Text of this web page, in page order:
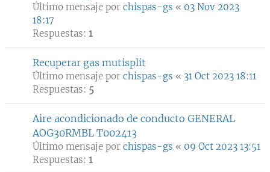
Último mensaje por chispas-gs « 03 Nov 2023
18:17
Respuestas: 1
Recuperar gas mutisplit
Último mensaje por chispas-gs « 31 Oct 2023 18:11
Respuestas: 5
Aire acondicionado de conducto GENERAL
AOG30RMBL T002413
Último mensaje por chispas-gs « 09 Oct 2023 13:51
Respuestas: 1